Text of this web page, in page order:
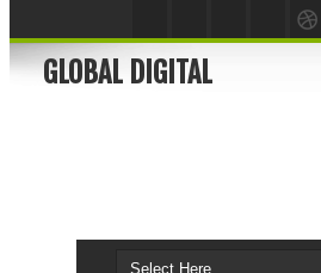
GLOBAL DIGITAL